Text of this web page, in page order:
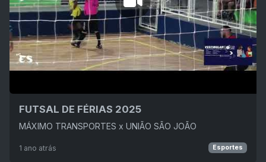
FUTSAL DE FÉRIAS 2025
MÁXIMO TRANSPORTES x UNIÃO SÃO JOÃO
1 ano atrás Esportes